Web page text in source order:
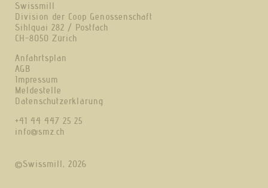
Swissmill
Division der Coop Genossenschaft
Sihlquai 282 / Postfach
CH-8050 Zürich
Anfahrtsplan
AGB
Impressum
Meldestelle
Datenschutzerklärung
+41 44 447 25 25
info@smz.ch
©Swissmill, 2026